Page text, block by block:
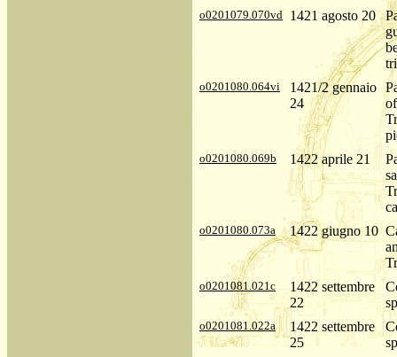
o0201079.070vd 1421 agosto 20
o0201080.064vi
1421/2 gennaio
24
o0201080.069b 1422 aprile 21
o0201080.073a 1422 giugno 10
o0201081.021c
1422 settembre
22
o0201081.022a
1422 settembre
25